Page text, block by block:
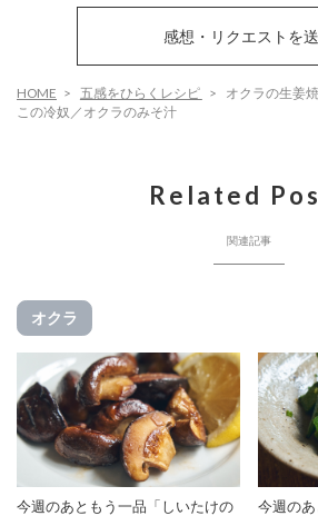
感想・リクエストを
HOME 五感をひらくレシピ
オクラの生姜
この冷奴／オクラのみそ汁
Related
関連記事
オクラ
今週のあともう一品「しいたけの
今週の